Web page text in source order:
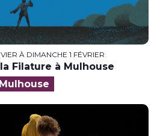
À DIMANCHE 1 FÉVRIER
Filature à Mulhouse